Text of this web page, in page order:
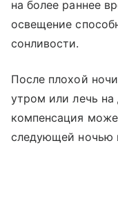
на более раннее
освещение
сонливости.
После плохой
утром или лечь на
компенсация
следующей ночью